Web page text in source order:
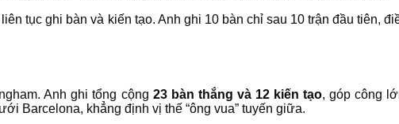
tục ghi bàn và kiến tạo. Anh ghi 10 bàn chỉ sau 10 trận đầu tiên,
Anh ghi tổng cộng 23 bàn thắng và 12 kiến tạo, góp công
Barcelona, khẳng định vị thế “ông vua” tuyến giữa.